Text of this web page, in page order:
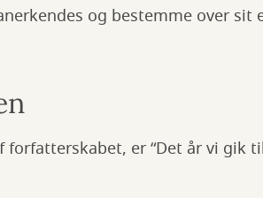
og bestemme over sit
er “Det år vi gik til